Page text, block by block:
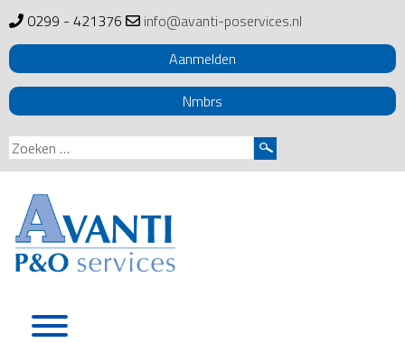
0299 - 421376
info@avanti-poservices.nl
Aanmelden
Nmbrs
Zoeken
naar: